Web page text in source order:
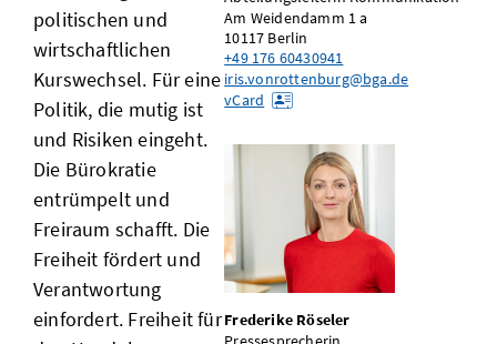
politischen und
wirtschaftlichen
Kurswechsel. Für eine
Politik, die mutig ist
und Risiken eingeht.
Die Bürokratie
entrümpelt und
Freiraum schafft. Die
Freiheit fördert und
Verantwortung
einfordert. Freiheit für
Am Weidendamm 1 a
10117 Berlin
+49 176 60430941
iris.vonrottenburg@bga.de
vCard
Frederike Röseler